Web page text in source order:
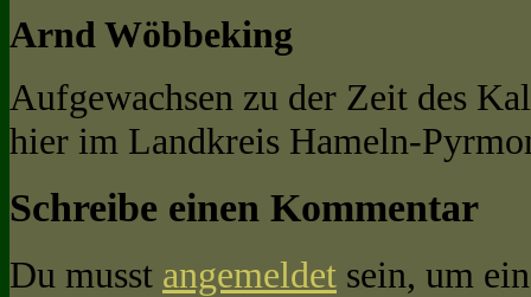
Arnd Wöbbeking
Aufgewachsen zu der Zeit des
hier im Landkreis Hameln-
Schreibe einen Kommentar
Du musst angemeldet sein, um